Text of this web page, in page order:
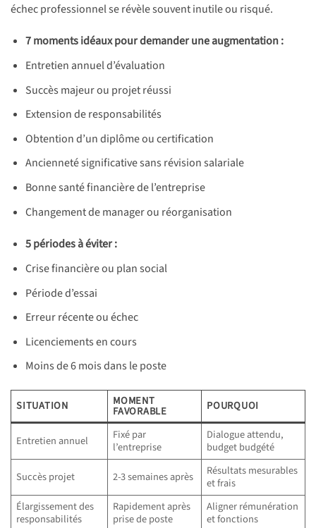
échec professionnel se révèle souvent inutile ou risqué.
7 moments idéaux pour demander une augmentation :
Entretien annuel d’évaluation
Succès majeur ou projet réussi
Extension de responsabilités
Obtention d’un diplôme ou certification
Ancienneté significative sans révision salariale
Bonne santé financière de l’entreprise
Changement de manager ou réorganisation
5 périodes à éviter :
Crise financière ou plan social
Période d’essai
Erreur récente ou échec
Licenciements en cours
Moins de 6 mois dans le poste
SITUATION MOMENT
FAVORABLE POURQUOI
Entretien annuel
Fixé par
l’entreprise
Dialogue attendu,
budget budgété
Succès projet
2-3 semaines après
Résultats mesurables
et frais
Élargissement des
responsabilités
Rapidement après
prise de poste
Aligner rémunération
et fonctions